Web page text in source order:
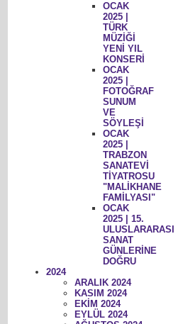
OCAK
2025 |
TÜRK
MÜZİĞİ
YENİ YIL
KONSERİ
OCAK
2025 |
FOTOĞRAF
SUNUM
VE
SÖYLEŞİ
OCAK
2025 |
TRABZON
SANATEVİ
TİYATROSU
"MALİKHANE
FAMİLYASI"
OCAK
2025 | 15.
ULUSLARARASI
SANAT
GÜNLERİNE
DOĞRU
2024
ARALIK 2024
KASIM 2024
EKİM 2024
EYLÜL 2024